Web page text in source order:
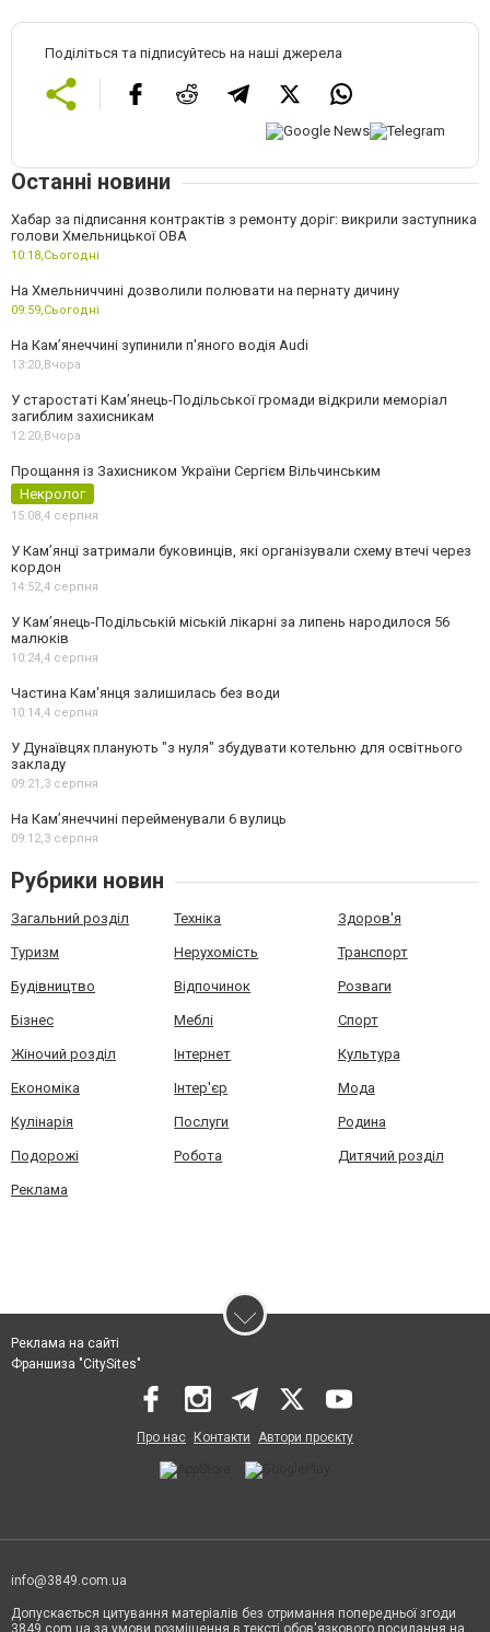
Поділіться та підписуйтесь на наші джерела
Останні новини
Хабар за підписання контрактів з ремонту доріг: викрили заступника
голови Хмельницької ОВА
10:18,Сьогодні
На Хмельниччині дозволили полювати на пернату дичину
09:59,Сьогодні
На Камʼянеччині зупинили п'яного водія Audi
13:20,Вчора
У старостаті Кам’янець-Подільської громади відкрили меморіал
загиблим захисникам
12:20,Вчора
Прощання із Захисником України Сергієм Вільчинським
Некролог
15:08,4 серпня
У Кам’янці затримали буковинців, які організували схему втечі через
кордон
14:52,4 серпня
У Кам’янець-Подільській міській лікарні за липень народилося 56
малюків
10:24,4 серпня
Частина Кам'янця залишилась без води
10:14,4 серпня
У Дунаївцях планують "з нуля" збудувати котельню для освітнього
закладу
09:21,3 серпня
На Камʼянеччині перейменували 6 вулиць
09:12,3 серпня
Рубрики новин
Загальний розділ Техніка Здоров'я
Туризм Нерухомість Транспорт
Будівництво Відпочинок Розваги
Бізнес Меблі Спорт
Жіночий розділ Інтернет Культура
Економіка Інтер'єр Мода
Кулінарія Послуги Родина
Подорожі Робота Дитячий розділ
Реклама
Реклама на сайті
Франшиза "CitySites"
Про нас Контакти Автори проєкту
info@3849.com.ua
Допускається цитування матеріалів без отримання попередньої згоди
3849.com.ua за умови розміщення в тексті обов'язкового посилання на